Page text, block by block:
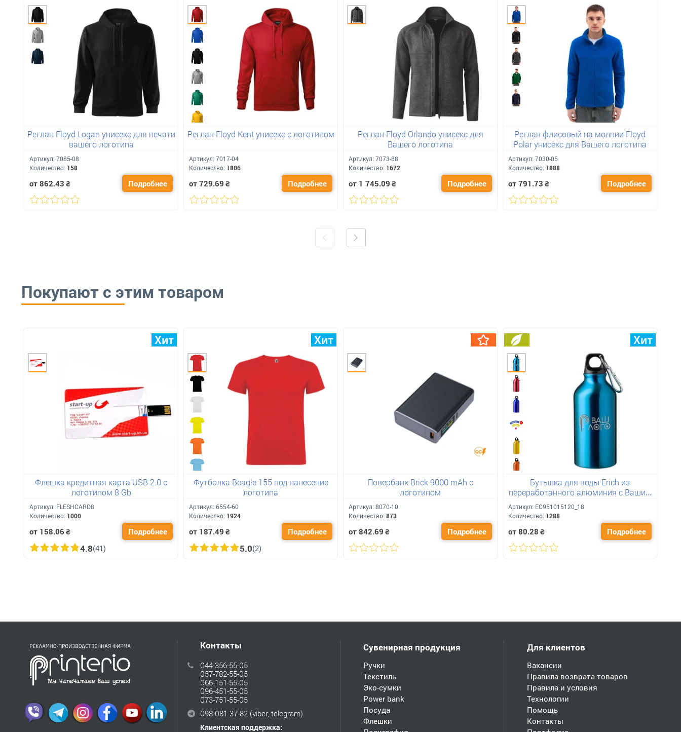
Реглан Floyd Logan унисекс для печати
вашего логотипа
Артикул: 7085-08
Количество: 158
от 862.43 ₴ Подробнее
Реглан Floyd Kent унисекс с логотипом
Артикул: 7017-04
Количество: 1806
от 729.69 ₴ Подробнее
Реглан Floyd Orlando унисекс для
Вашего логотипа
Артикул: 7073-88
Количество: 1672
от 1 745.09 ₴ Подробнее
Реглан флисовый на молнии Floyd
Polar унисекс для Вашего логотипа
Артикул: 7030-05
Количество: 1888
от 791.73 ₴ Подробнее
Покупают с этим товаром
Флешка кредитная карта USB 2.0 с
логотипом 8 Gb
Артикул: FLESHCARD8
Количество: 1000
от 158.06 ₴ Подробнее
4.8(41)
Футболка Beagle 155 под нанесение
логотипа
Артикул: 6554-60
Количество: 1924
от 187.49 ₴ Подробнее
5.0(2)
Повербанк Brick 9000 mAh с
логотипом
Артикул: 8070-10
Количество: 873
от 842.69 ₴ Подробнее
Бутылка для воды Erich из
переработанного алюминия с Вашим
лого 400 мл
Артикул: ЕС951015120_18
Количество: 1288
от 80.28 ₴ Подробнее
Контакты
044-356-55-05
057-782-55-05
066-151-55-05
096-451-55-05
073-751-55-05
098-081-37-82(viber, telegram)
Клиентская поддержка:
Сувенирная продукция
Ручки
Текстиль
Эко-сумки
Power bank
Посуда
Флешки
Для клиентов
Вакансии
Правила возврата товаров
Правила и условия
Технологии
Помощь
Контакты